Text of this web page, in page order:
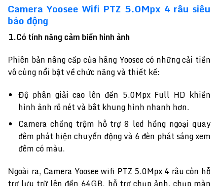
Camera Yoosee Wifi PTZ 5.0Mpx 4 râu siêu
báo động
1.Có tính năng cảm biến hình ảnh
Phiên bản nâng cấp của hãng Yoosee có những cải tiến
vô cùng nổi bật về chức năng và thiết kế:
Độ phân giải cao lên đến 5.0Mpx Full HD khiến
hình ảnh rõ nét và bắt khung hình nhanh hơn.
Camera chống trộm hỗ trợ 8 led hồng ngoại quay
đêm phát hiện chuyển động và 6 đèn phát sáng xem
đêm có màu.
Ngoài ra, Camera Yoosee wifi PTZ 5.0Mpx 4 râu còn hỗ